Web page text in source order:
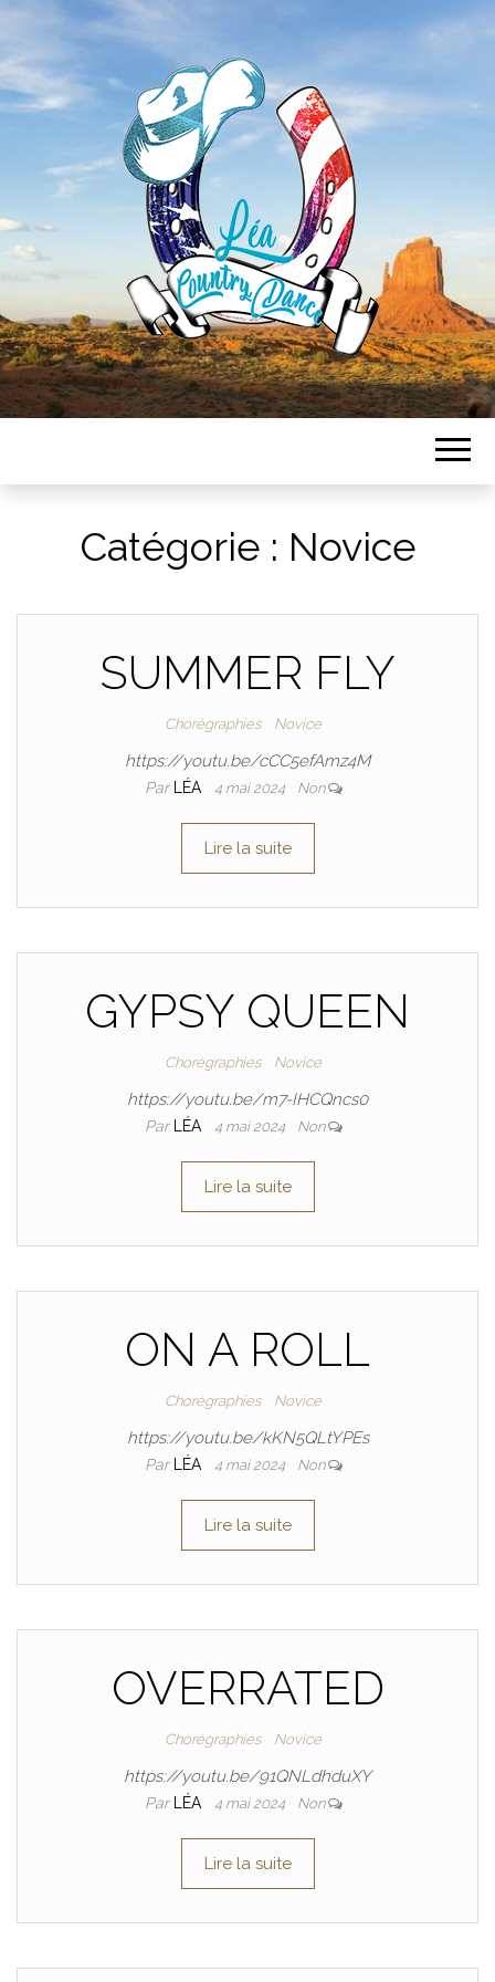
LEA
COUNTRY
DANCE
Catégorie : Novice
SUMMER FLY
Chorégraphies Novice
https://youtu.be/cCC5efAmz4M
Par LÉA 4 mai 2024 Non
Lire la suite
GYPSY QUEEN
Chorégraphies Novice
https://youtu.be/m7-IHCQncs0
Par LÉA 4 mai 2024 Non
Lire la suite
ON A ROLL
Chorégraphies Novice
https://youtu.be/kKN5QLtYPEs
Par LÉA 4 mai 2024 Non
Lire la suite
OVERRATED
Chorégraphies Novice
https://youtu.be/91QNLdhduXY
Par LÉA 4 mai 2024 Non
Lire la suite